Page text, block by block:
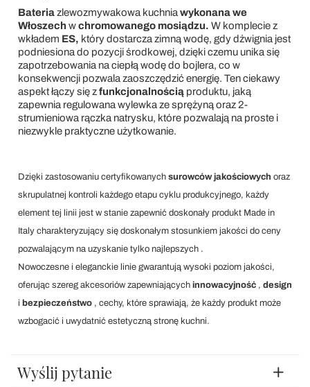
Bateriazlewozmywakowa kuchnia wykonana we
Włoszech wchromowanego mosiądzu. W komplecie z
wkładem ES, który dostarcza zimną wodę, gdy dźwignia jest
podniesiona do pozycji środkowej, dzięki czemu unika się
zapotrzebowania na ciepłą wodę do bojlera, co w
konsekwencji pozwala zaoszczędzić energię. Ten ciekawy
aspekt łączy się zfunkcjonalnościąproduktu, jaką
zapewnia regulowana wylewka ze sprężyną oraz 2-
strumieniowa rączka natrysku, które pozwalają na proste i
niezwykle praktyczne użytkowanie.
Dzięki zastosowaniu certyfikowanych surowców jakościowych oraz
skrupulatnej kontroli każdego etapu cyklu produkcyjnego, każdy
element tej linii jest w stanie zapewnić doskonały produkt Made in
Italy charakteryzujący się doskonałym stosunkiem jakości do ceny
pozwalającym na uzyskanie tylko najlepszych .
Nowoczesne i eleganckie linie gwarantują wysoki poziom jakości,
oferując szereg akcesoriów zapewniających innowacyjność, design
i bezpieczeństwo, cechy, które sprawiają, że każdy produkt może
wzbogacić i uwydatnić estetyczną stronę kuchni.
Wyślij pytanie